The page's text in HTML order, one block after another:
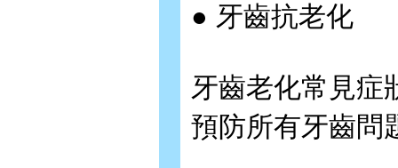
● 牙齒抗老化
牙齒老化常見
預防所有牙齒